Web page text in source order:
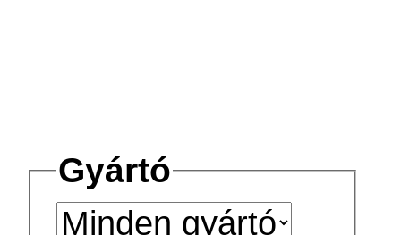
Gyártó